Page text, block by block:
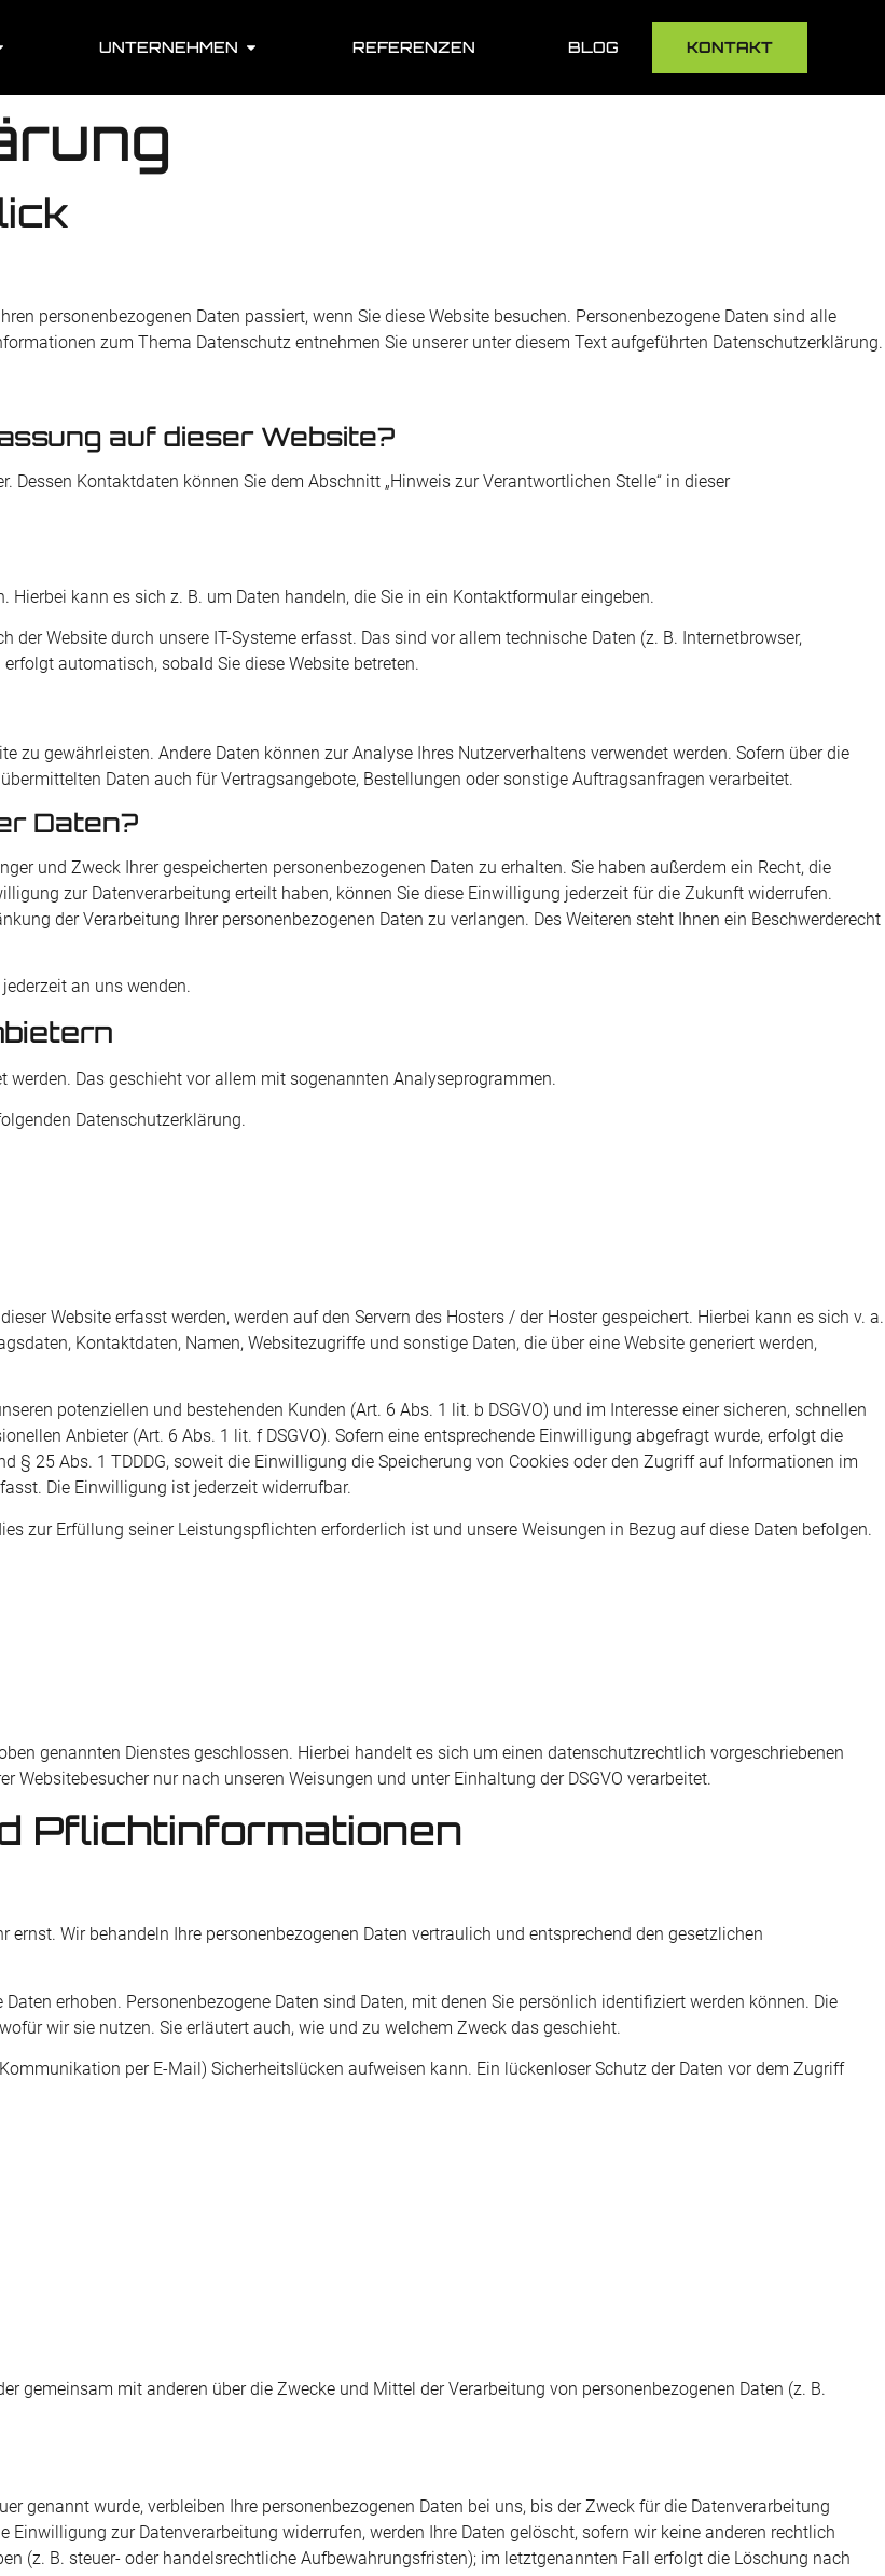
UNTERNEHMEN REFERENZEN BLOG KONTAKT
personenbezogenen Daten passiert, wenn Sie diese Website besuchen. Personenbezogene Daten sind alle
zum Thema Datenschutz entnehmen Sie unserer unter diesem Text aufgeführten Datenschutzerklärung.
auf dieser Website?
Dessen Kontaktdaten können Sie dem Abschnitt „Hinweis zur Verantwortlichen Stelle“ in dieser
kann es sich z. B. um Daten handeln, die Sie in ein Kontaktformular eingeben.
Website durch unsere IT-Systeme erfasst. Das sind vor allem technische Daten (z. B. Internetbrowser,
automatisch, sobald Sie diese Website betreten.
zu gewährleisten. Andere Daten können zur Analyse Ihres Nutzerverhaltens verwendet werden. Sofern über die
Daten auch für Vertragsangebote, Bestellungen oder sonstige Auftragsanfragen verarbeitet.
Daten?
und Zweck Ihrer gespeicherten personenbezogenen Daten zu erhalten. Sie haben außerdem ein Recht, die
zur Datenverarbeitung erteilt haben, können Sie diese Einwilligung jederzeit für die Zukunft widerrufen.
der Verarbeitung Ihrer personenbezogenen Daten zu verlangen. Des Weiteren steht Ihnen ein Beschwerderecht
an uns wenden.
Das geschieht vor allem mit sogenannten Analyseprogrammen.
Datenschutzerklärung.
Website erfasst werden, werden auf den Servern des Hosters / der Hoster gespeichert. Hierbei kann es sich v. a.
Kontaktdaten, Namen, Websitezugriffe und sonstige Daten, die über eine Website generiert werden,
potenziellen und bestehenden Kunden (Art. 6 Abs. 1 lit. b DSGVO) und im Interesse einer sicheren, schnellen
Anbieter (Art. 6 Abs. 1 lit. f DSGVO). Sofern eine entsprechende Einwilligung abgefragt wurde, erfolgt die
§ 25 Abs. 1 TDDDG, soweit die Einwilligung die Speicherung von Cookies oder den Zugriff auf Informationen im
Die Einwilligung ist jederzeit widerrufbar.
zur Erfüllung seiner Leistungspflichten erforderlich ist und unsere Weisungen in Bezug auf diese Daten befolgen.
genannten Dienstes geschlossen. Hierbei handelt es sich um einen datenschutzrechtlich vorgeschriebenen
Websitebesucher nur nach unseren Weisungen und unter Einhaltung der DSGVO verarbeitet.
Pflicht­informationen
ernst. Wir behandeln Ihre personenbezogenen Daten vertraulich und entsprechend den gesetzlichen
erhoben. Personenbezogene Daten sind Daten, mit denen Sie persönlich identifiziert werden können. Die
wir sie nutzen. Sie erläutert auch, wie und zu welchem Zweck das geschieht.
per E-Mail) Sicherheitslücken aufweisen kann. Ein lückenloser Schutz der Daten vor dem Zugriff
gemeinsam mit anderen über die Zwecke und Mittel der Verarbeitung von personenbezogenen Daten (z. B.
genannt wurde, verbleiben Ihre personenbezogenen Daten bei uns, bis der Zweck für die Datenverarbeitung
zur Datenverarbeitung widerrufen, werden Ihre Daten gelöscht, sofern wir keine anderen rechtlich
(z. B. steuer- oder handelsrechtliche Aufbewahrungsfristen); im letztgenannten Fall erfolgt die Löschung nach